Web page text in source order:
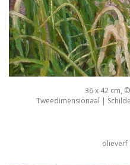
36 x 42 cm,
Tweedimensionaal |
olieverf